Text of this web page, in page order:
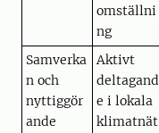
omställni
ng
Samverka
n och
nyttiggör
ande
Aktivt
deltagand
e i lokala
klimatnät